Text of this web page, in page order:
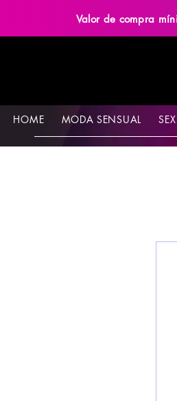
Valor de compra
HOME MODA SENSUAL